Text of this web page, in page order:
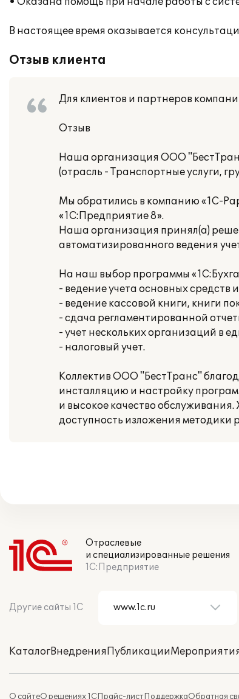
В настоящее время оказывается
Отзыв клиента
Для клиентов и партнеров
Отзыв
Наша организация ООО
(отрасль - Транспортные услуги,
Мы обратились в компанию «1С-
«1С:Предприятие 8».
Наша организация принял(а)
автоматизированного ведения
На наш выбор программы
- ведение учета основных средств
- ведение кассовой книги, книги
- сдача регламентированной
- учет нескольких организаций в
- налоговый учет.
Коллектив ООО "БестТранс"
инсталляцию и настройку
и высокое качество
доступность изложения методики
Отраслевые
и специализированные решения
1С:Предприятие
Другие сайты 1С
КаталогВнедренияПубликации
О сайтеО решениях 1СПрайс-листПоддержкаОбратная